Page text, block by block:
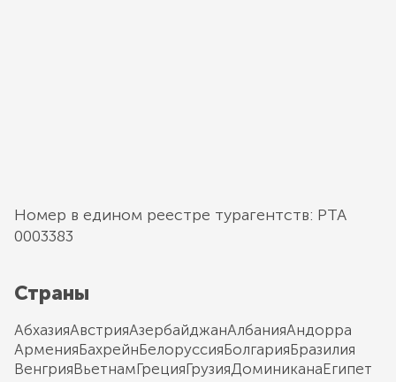
Номер в едином реестре турагентств: РТА
0003383
Страны
АбхазияАвстрияАзербайджанАлбанияАндорра
АрменияБахрейнБелоруссияБолгарияБразилия
ВенгрияВьетнамГрецияГрузияДоминиканаЕгипет